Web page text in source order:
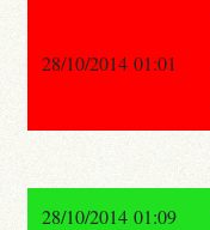
28/10/2014 01:01
28/10/2014 01:09